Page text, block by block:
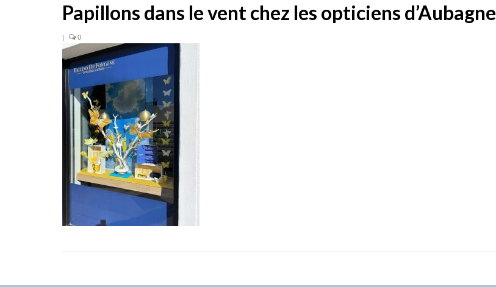
Papillons dans le vent chez les opticiens d’Aubagne
| 0